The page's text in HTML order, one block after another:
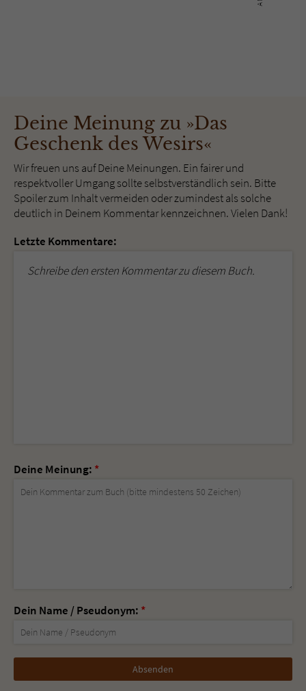
Deine Meinung zu »Das
Geschenk des Wesirs«
Wir freuen uns auf Deine Meinungen. Ein fairer und
respektvoller Umgang sollte selbstverständlich sein. Bitte
Spoiler zum Inhalt vermeiden oder zumindest als solche
deutlich in Deinem Kommentar kennzeichnen. Vielen Dank!
Letzte Kommentare:
Schreibe den ersten Kommentar zu diesem Buch.
Deine Meinung: *
Dein Name / Pseudonym: *
Nicht
ausfüllen!